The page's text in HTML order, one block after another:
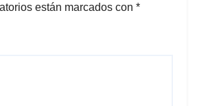
están marcados con *